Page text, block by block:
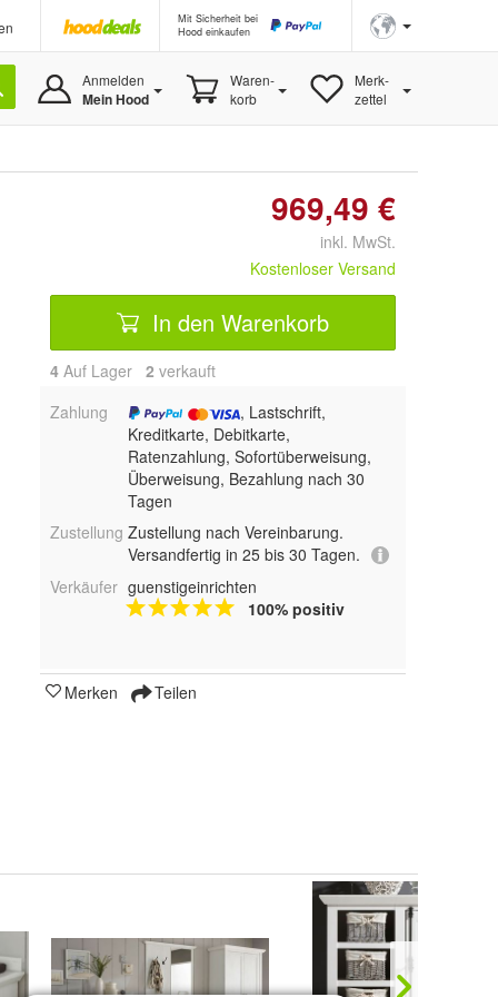
Mit Sicherheit bei
Hood einkaufen
Anmelden
Mein Hood
Waren-
korb
Merk-
zettel
969,49 €
inkl. MwSt.
Kostenloser Versand
In den Warenkorb
4 Auf Lager 2 verkauft
Zahlung
, Lastschrift,
Kreditkarte, Debitkarte,
Ratenzahlung, Sofortüberweisung,
Überweisung, Bezahlung nach 30
Tagen
Zustellung Zustellung nach Vereinbarung.
Versandfertig in 25 bis 30 Tagen.
Verkäufer guenstigeinrichten
100% positiv
Merken Teilen